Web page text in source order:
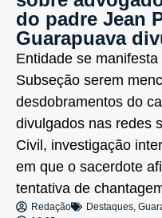
do padre Jean
Guarapuava
Entidade se
Subseção serem
desdobramentos do
divulgados nas redes
Civil, investigação
em que o sacerdote
tentativa de
Redação Destaques,